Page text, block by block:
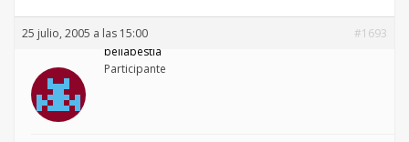
25 julio, 2005 a las 15:00
#1693
bellabestia
Participante